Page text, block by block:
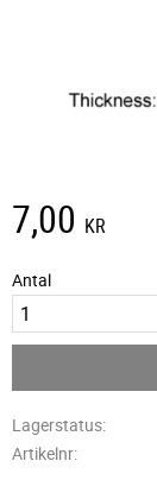
7,00 KR
Antal
Lagerstatus
Artikelnr